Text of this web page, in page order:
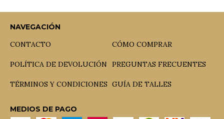
NAVEGACIÓN
CONTACTO
CÓMO COMPRAR
POLÍTICA DE DEVOLUCIÓN PREGUNTAS FRECUENTES
TÉRMINOS Y CONDICIONES GUÍA DE TALLES
MEDIOS DE PAGO